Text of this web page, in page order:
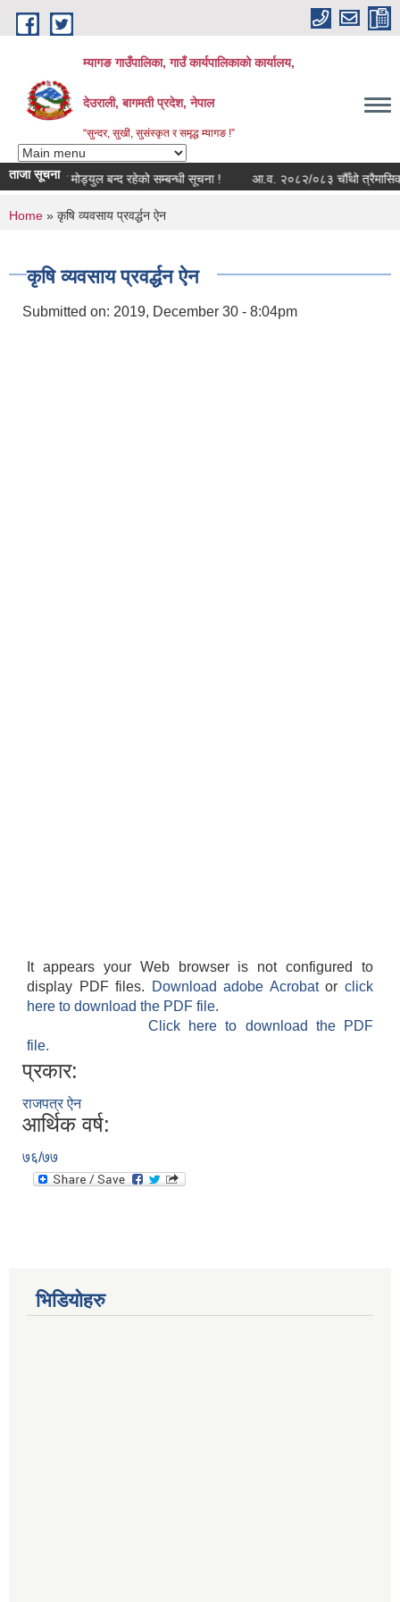
Skip to main content
म्यागङ गाउँपालिका, गाउँ कार्यपालिकाको कार्यालय,
देउराली, बागमती प्रदेश, नेपाल
“सुन्दर, सुखी, सुसंस्कृत र समृद्ध म्यागङ !”
ताजा सूचना
सुत्र राजश्व मोड्युल बन्द रहेको सम्बन्धी सूचना ! आ.व. २०८२/०८३ चौँथो त्रैमासिक
You are here
Home » कृषि व्यवसाय प्रवर्द्धन ऐन
कृषि व्यवसाय प्रवर्द्धन ऐन
Submitted on: 2019, December 30 - 8:04pm
It appears your Web browser is not configured to
display PDF files.
Download adobe Acrobatorclick
here to download the PDF file.
Click here to download the PDF
file.
प्रकार:
राजपत्र ऐन
आर्थिक वर्ष:
७६/७७
भिडियोहरु